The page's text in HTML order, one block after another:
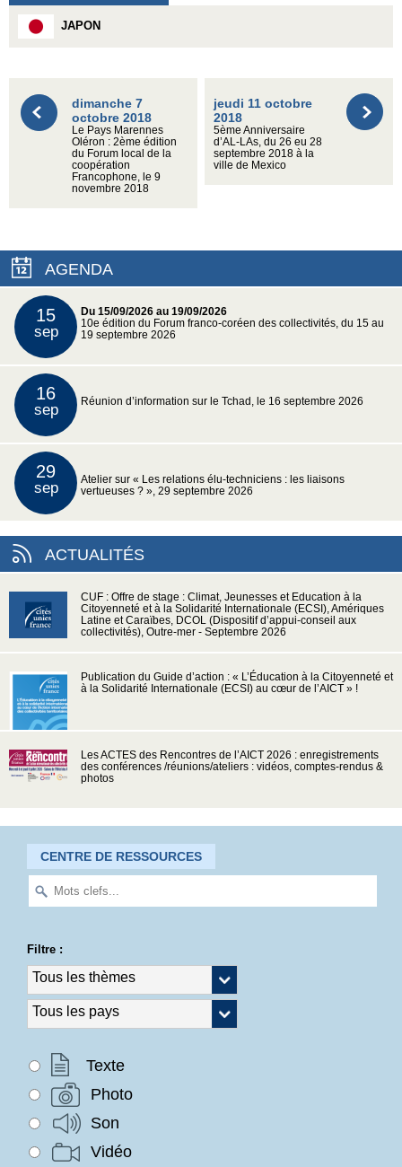
JAPON
dimanche 7
octobre 2018
Le Pays Marennes
Oléron : 2ème édition
du Forum local de la
coopération
Francophone, le 9
novembre 2018
jeudi 11 octobre
2018
5ème Anniversaire
d’AL-LAs, du 26 eu 28
septembre 2018 à la
ville de Mexico
AGENDA
15
sep
Du 15/09/2026 au 19/09/2026
10e édition du Forum franco-coréen des collectivités, du 15 au
19 septembre 2026
16
sep Réunion d’information sur le Tchad, le 16 septembre 2026
29
sep
Atelier sur « Les relations élu-techniciens : les liaisons
vertueuses ? », 29 septembre 2026
ACTUALITÉS
CUF : Offre de stage : Climat, Jeunesses et Education à la
Citoyenneté et à la Solidarité Internationale (ECSI), Amériques
Latine et Caraïbes, DCOL (Dispositif d’appui-conseil aux
collectivités), Outre-mer - Septembre 2026
Publication du Guide d’action : « L’Éducation à la Citoyenneté et
à la Solidarité Internationale (ECSI) au cœur de l’AICT » !
Les ACTES des Rencontres de l’AICT 2026 : enregistrements
des conférences /réunions/ateliers : vidéos, comptes-rendus &
photos
CENTRE DE RESSOURCES
Filtre :
Texte
Photo
Son
Vidéo